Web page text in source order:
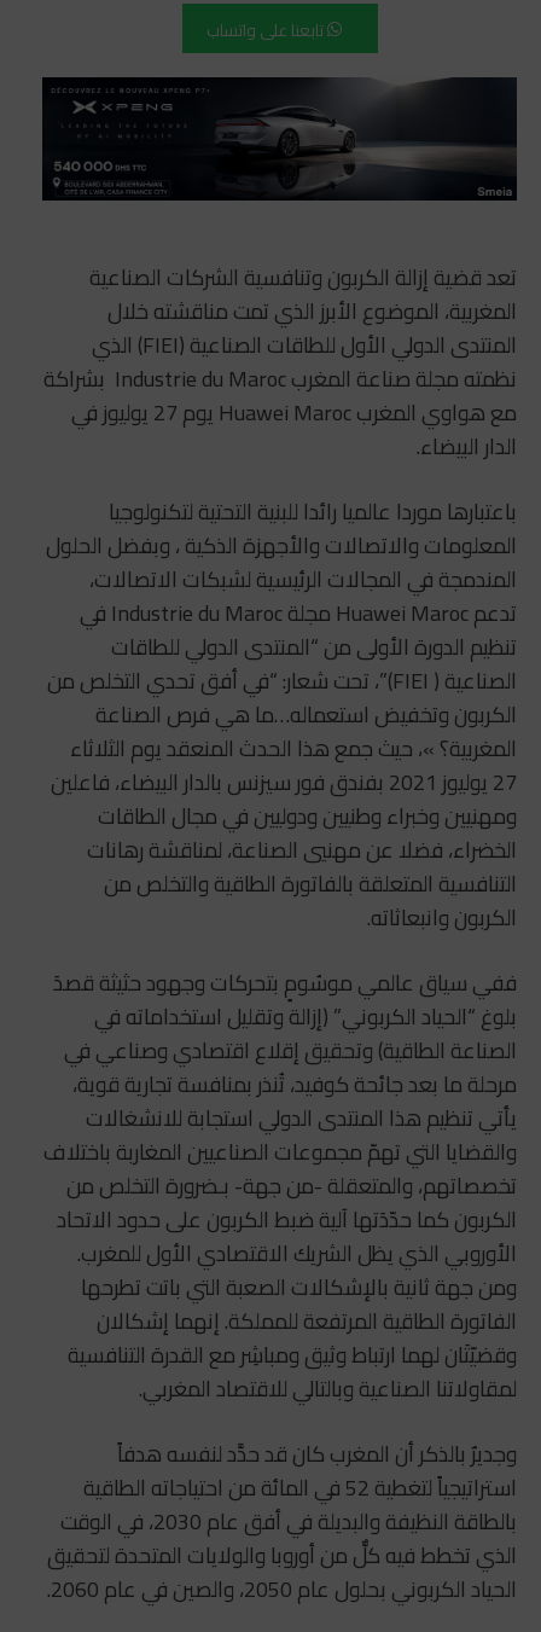
تابعنا على واتساب
تعد قضية إزالة الكربون وتنافسية الشركات الصناعية
المغربية، الموضوع الأبرز الذي تمت مناقشته خلال
المنتدى الدولي الأول للطاقات الصناعية (FIEI) الذي
نظمته مجلة صناعة المغرب Industrie du Maroc بشراكة
مع هواوي المغرب Huawei Maroc يوم 27 يوليوز في
الدار البيضاء.
باعتبارها موردا عالميا رائدا للبنية التحتية لتكنولوجيا
المعلومات والاتصالات والأجهزة الذكية ، وبفضل الحلول
المندمجة في المجالات الرئيسية لشبكات الاتصالات،
تدعم Huawei Maroc مجلة Industrie du Maroc في
تنظيم الدورة الأولى من “المنتدى الدولي للطاقات
الصناعية ( FIEI)”، تحت شعار: “في أفق تحدي التخلص من
الكربون وتخفيض استعماله…ما هي فرص الصناعة
المغربية؟ »، حيث جمع هذا الحدث المنعقد يوم الثلاثاء
27 يوليوز 2021 بفندق فور سيزنس بالدار البيضاء، فاعلين
ومهنيين وخبراء وطنيين ودوليين في مجال الطاقات
الخضراء، فضلا عن مهنيي الصناعة، لمناقشة رهانات
التنافسية المتعلقة بالفاتورة الطاقية والتخلص من
الكربون وانبعاثاته.
ففي سياق عالمي موسُومٍ بتحركات وجهود حثيثة قصدَ
بلوغ “الحياد الكربوني” (إزالة وتقليل استخداماته في
الصناعة الطاقية) وتحقيق إقلاع اقتصادي وصناعي في
مرحلة ما بعد جائحة كوفيد، تُنذر بمنافسة تجارية قوية،
يأتي تنظيم هذا المنتدى الدولي استجابة للانشغالات
والقضايا التي تهمّ مجموعات الصناعيين المغاربة باختلاف
تخصصاتهم، والمتعقلة -من جهة- بـضرورة التخلص من
الكربون كما حدّدَتها آلية ضبط الكربون على حدود الاتحاد
الأوروبي الذي يظل الشريك الاقتصادي الأول للمغرب.
ومن جهة ثانية بالإشكالات الصعبة التي باتت تطرحها
الفاتورة الطاقية المرتفعة للمملكة. إنهما إشكالان
وقضيّتَان لهما ارتباط وثيق ومباشِر مع القدرة التنافسية
لمقاولاتنا الصناعية وبالتالي للاقتصاد المغربي.
وجديرٌ بالذكر أن المغرب كان قد حدَّد لنفسه هدفاً
استراتيجياً لتغطية 52 في المائة من احتياجاته الطاقية
بالطاقة النظيفة والبديلة في أفق عام 2030، في الوقت
الذي تخطط فيه كلٌّ من أوروبا والولايات المتحدة لتحقيق
الحياد الكربوني بحلول عام 2050، والصين في عام 2060.